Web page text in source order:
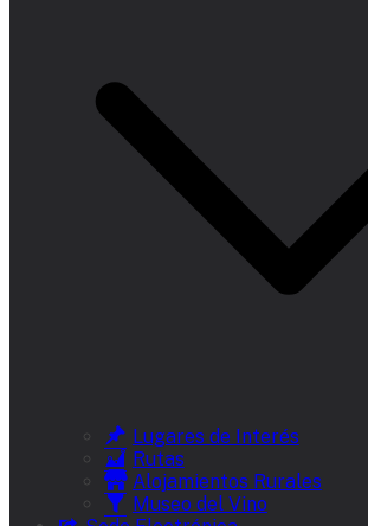
Lugares de Interés
Rutas
Alojamientos Rurales
Museo del Vino